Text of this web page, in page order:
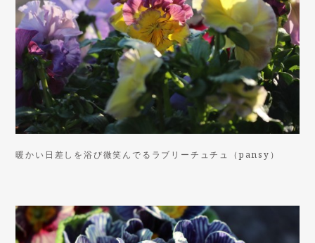
暖かい日差しを浴び微笑んでるラブリーチュチュ（pansy）